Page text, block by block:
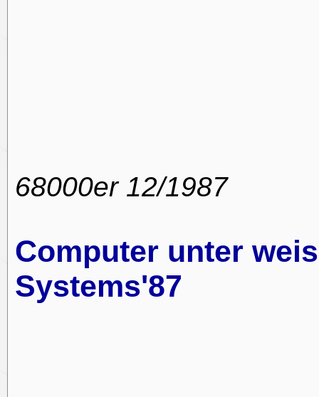
68000er 12/1987
Computer unter
Systems'87